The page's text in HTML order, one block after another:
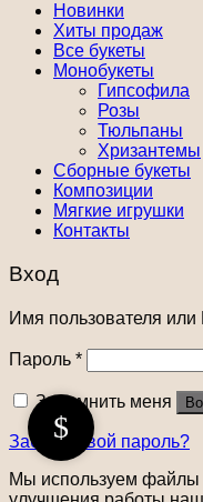
Новинки
Хиты продаж
Все букеты
Монобукеты
Гипсофила
Розы
Тюльпаны
Хризантемы
Сборные букеты
Композиции
Мягкие игрушки
Контакты
Вход
Имя пользователя или
Пароль *
Запомнить меня
Забыли свой пароль?
Мы используем файлы